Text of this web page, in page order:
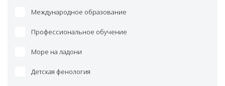
Международное образование
Профессиональное обучение
Море на ладони
Детская фенология